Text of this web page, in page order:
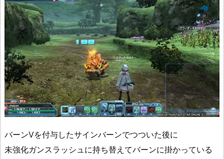
バーンⅤを付与したサインバーンでつついた後に
未強化ガンスラッシュに持ち替えてバーンに掛かっている